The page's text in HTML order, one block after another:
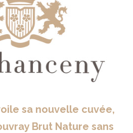
sa nouvelle cuvée,
Brut Nature sans